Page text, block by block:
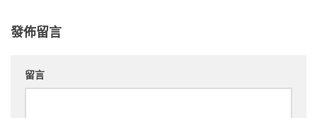
發佈留言
留言